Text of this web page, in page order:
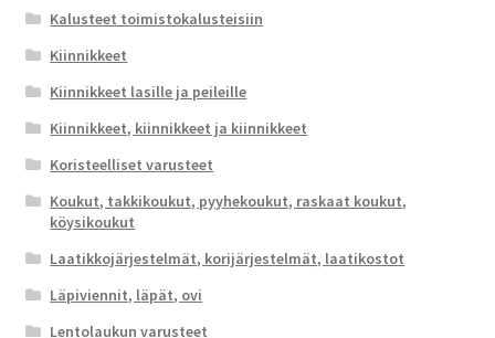
Kalusteet toimistokalusteisiin
Kiinnikkeet
Kiinnikkeet lasille ja peileille
Kiinnikkeet, kiinnikkeet ja kiinnikkeet
Koristeelliset varusteet
Koukut, takkikoukut, pyyhekoukut, raskaat koukut,
köysikoukut
Laatikkojärjestelmät, korijärjestelmät, laatikostot
Läpiviennit, läpät, ovi
Lentolaukun varusteet